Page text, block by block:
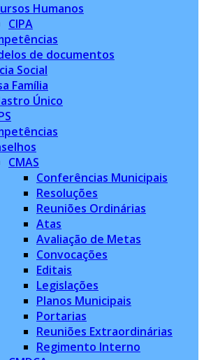
Humanos
CIPA
de documentos
Social
Família
Único
CMAS
Conferências Municipais
Resoluções
Reuniões Ordinárias
Atas
Avaliação de Metas
Convocações
Editais
Legislações
Planos Municipais
Portarias
Reuniões Extraordinárias
Regimento Interno